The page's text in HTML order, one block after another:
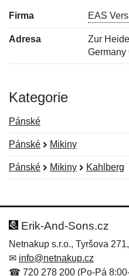
Firma EAS
Adresa
Zur
Germany
Kategorie
Pánské
Pánské Mikiny
Pánské Mikiny Kahlberg
Hodnocení:
Jméno: *
Jméno:
E-mail:*
Erik-And-Sons.cz
Netnakup s.r.o., Tyršova
✉ info@netnakup.cz
☎ 720 278 200 (Po-Pá